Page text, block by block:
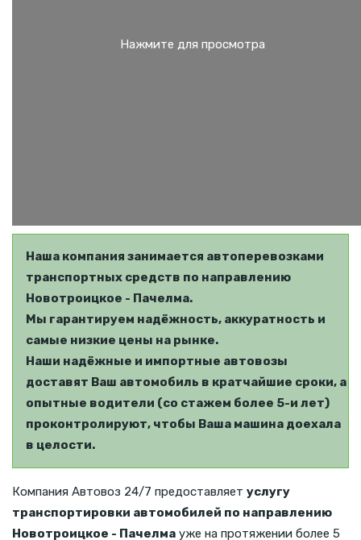
Наша компания занимается автоперевозками
транспортных средств по направлению
Новотроицкое - Пачелма.
Мы гарантируем надёжность, аккуратность и
самые низкие цены на рынке.
Наши надёжные и импортные автовозы
доставят Ваш автомобиль в кратчайшие сроки, а
опытные водители (со стажем более 5-и лет)
проконтролируют, чтобы Ваша машина доехала
в целости.
Компания Автовоз 24/7 предоставляет услугу
транспортировки автомобилей по направлению
Новотроицкое - Пачелма уже на протяжении более 5